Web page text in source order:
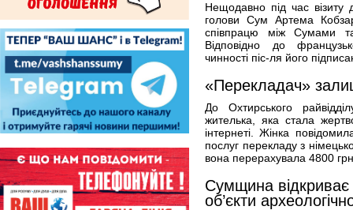
Нещодавно під час
голови Сум Артема
співпрацю між Сумами
Відповідно до
чинності піс-ля його
«Перекладач»
До Охтирського
жителька, яка стала
інтернеті. Жінка
послуг перекладу з
вона перерахувала 4800
Сумщина відкриває
об’єкти